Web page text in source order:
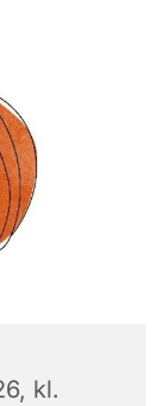
kl.